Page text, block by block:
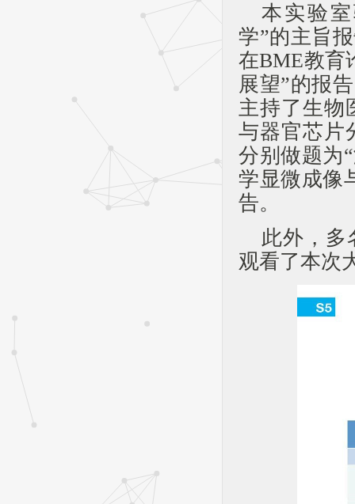
本实验
学”的主旨
在BME教育
展望”的报
主持了生物
与器官芯片
分别做题为
学显微成像
告。
此外，多
观看了本次